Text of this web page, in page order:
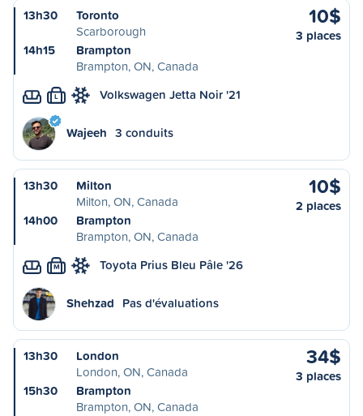
13h30
Toronto
Scarborough
14h15
Brampton
Brampton, ON, Canada
10$
3 places
L Volkswagen Jetta Noir '21
Wajeeh 3 conduits
13h30
Milton
Milton, ON, Canada
14h00
Brampton
Brampton, ON, Canada
10$
2 places
M Toyota Prius Bleu Pâle '26
Shehzad Pas d'évaluations
13h30
London
London, ON, Canada
15h30
Brampton
Brampton, ON, Canada
34$
3 places